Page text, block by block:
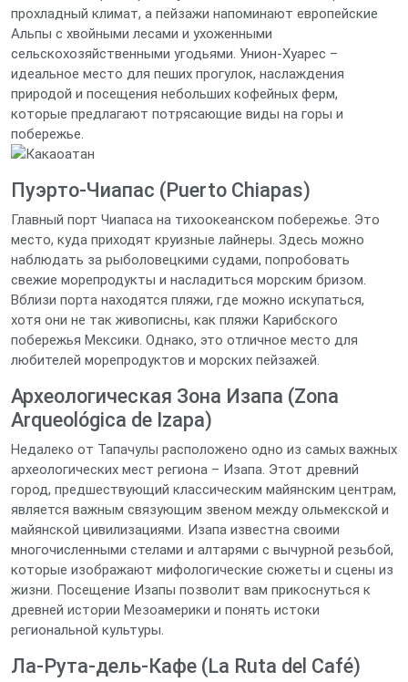
прохладный климат, а пейзажи напоминают европейские
Альпы с хвойными лесами и ухоженными
сельскохозяйственными угодьями. Унион-Хуарес –
идеальное место для пеших прогулок, наслаждения
природой и посещения небольших кофейных ферм,
которые предлагают потрясающие виды на горы и
побережье.
Пуэрто-Чиапас (Puerto Chiapas)
Главный порт Чиапаса на тихоокеанском побережье. Это
место, куда приходят круизные лайнеры. Здесь можно
наблюдать за рыболовецкими судами, попробовать
свежие морепродукты и насладиться морским бризом.
Вблизи порта находятся пляжи, где можно искупаться,
хотя они не так живописны, как пляжи Карибского
побережья Мексики. Однако, это отличное место для
любителей морепродуктов и морских пейзажей.
Археологическая Зона Изапа (Zona
Arqueológica de Izapa)
Недалеко от Тапачулы расположено одно из самых важных
археологических мест региона – Изапа. Этот древний
город, предшествующий классическим майянским центрам,
является важным связующим звеном между ольмекской и
майянской цивилизациями. Изапа известна своими
многочисленными стелами и алтарями с вычурной резьбой,
которые изображают мифологические сюжеты и сцены из
жизни. Посещение Изапы позволит вам прикоснуться к
древней истории Мезоамерики и понять истоки
региональной культуры.
Ла-Рута-дель-Кафе (La Ruta del Café)